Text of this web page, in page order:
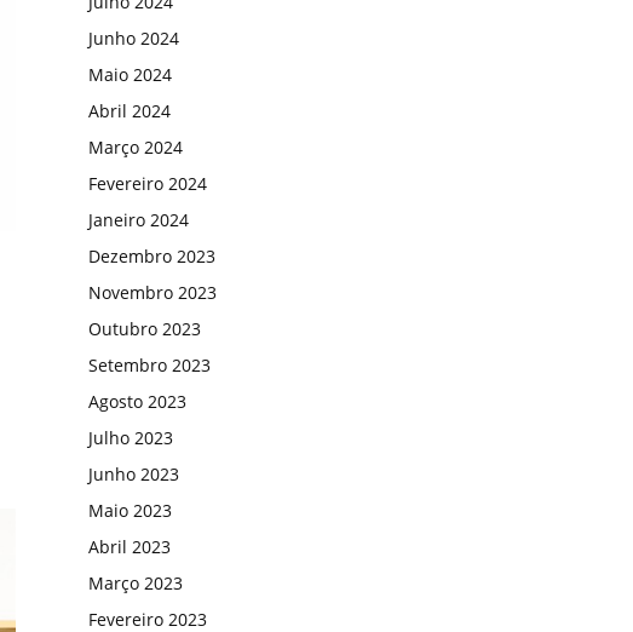
Junho 2024
Maio 2024
Abril 2024
Março 2024
Fevereiro 2024
Janeiro 2024
Dezembro 2023
Novembro 2023
Outubro 2023
Setembro 2023
Agosto 2023
Julho 2023
Junho 2023
Maio 2023
Abril 2023
Março 2023
Fevereiro 2023